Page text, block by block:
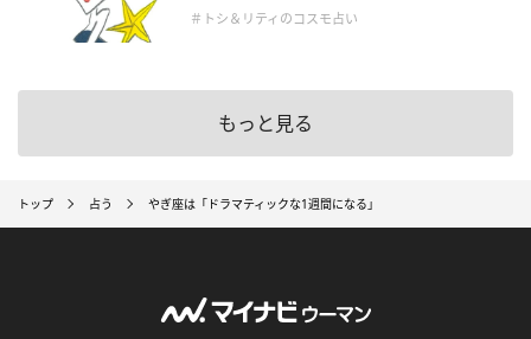
＃トシ＆リティのコスモ占い
もっと見る
トップ 占う やぎ座は「ドラマティックな1週間になる」